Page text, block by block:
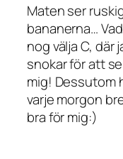
Maten ser
bananerna…
nog välja C, där
snokar för att
mig! Dessutom
varje morgon
bra för mig:)